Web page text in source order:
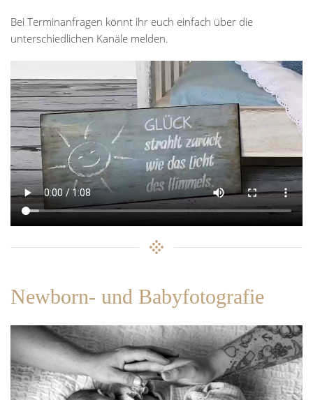
Bei Terminanfragen könnt ihr euch einfach über die
unterschiedlichen Kanäle melden.
Newborn- und Babyfotografie